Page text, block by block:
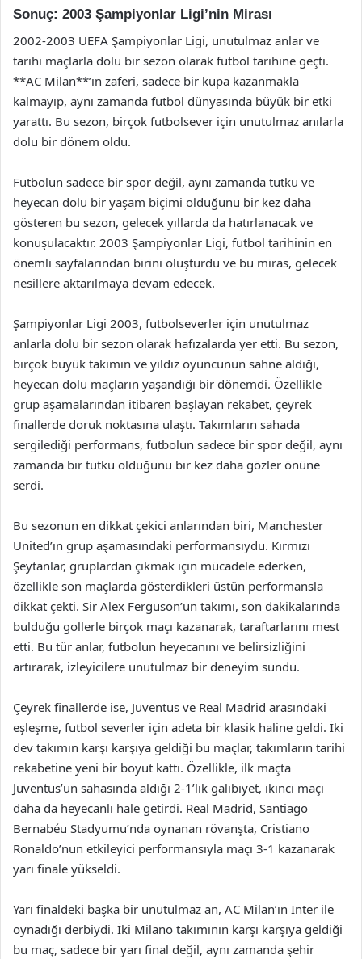
Sonuç: 2003 Şampiyonlar Ligi’nin Mirası
2002-2003 UEFA Şampiyonlar Ligi, unutulmaz anlar ve
tarihi maçlarla dolu bir sezon olarak futbol tarihine geçti.
**AC Milan**’ın zaferi, sadece bir kupa kazanmakla
kalmayıp, aynı zamanda futbol dünyasında büyük bir etki
yarattı. Bu sezon, birçok futbolsever için unutulmaz anılarla
dolu bir dönem oldu.
Futbolun sadece bir spor değil, aynı zamanda tutku ve
heyecan dolu bir yaşam biçimi olduğunu bir kez daha
gösteren bu sezon, gelecek yıllarda da hatırlanacak ve
konuşulacaktır. 2003 Şampiyonlar Ligi, futbol tarihinin en
önemli sayfalarından birini oluşturdu ve bu miras, gelecek
nesillere aktarılmaya devam edecek.
Şampiyonlar Ligi 2003, futbolseverler için unutulmaz
anlarla dolu bir sezon olarak hafızalarda yer etti. Bu sezon,
birçok büyük takımın ve yıldız oyuncunun sahne aldığı,
heyecan dolu maçların yaşandığı bir dönemdi. Özellikle
grup aşamalarından itibaren başlayan rekabet, çeyrek
finallerde doruk noktasına ulaştı. Takımların sahada
sergilediği performans, futbolun sadece bir spor değil, aynı
zamanda bir tutku olduğunu bir kez daha gözler önüne
serdi.
Bu sezonun en dikkat çekici anlarından biri, Manchester
United’ın grup aşamasındaki performansıydu. Kırmızı
Şeytanlar, gruplardan çıkmak için mücadele ederken,
özellikle son maçlarda gösterdikleri üstün performansla
dikkat çekti. Sir Alex Ferguson’un takımı, son dakikalarında
bulduğu gollerle birçok maçı kazanarak, taraftarlarını mest
etti. Bu tür anlar, futbolun heyecanını ve belirsizliğini
artırarak, izleyicilere unutulmaz bir deneyim sundu.
Çeyrek finallerde ise, Juventus ve Real Madrid arasındaki
eşleşme, futbol severler için adeta bir klasik haline geldi. İki
dev takımın karşı karşıya geldiği bu maçlar, takımların tarihi
rekabetine yeni bir boyut kattı. Özellikle, ilk maçta
Juventus’un sahasında aldığı 2-1’lik galibiyet, ikinci maçı
daha da heyecanlı hale getirdi. Real Madrid, Santiago
Bernabéu Stadyumu’nda oynanan rövanşta, Cristiano
Ronaldo’nun etkileyici performansıyla maçı 3-1 kazanarak
yarı finale yükseldi.
Yarı finaldeki başka bir unutulmaz an, AC Milan’ın Inter ile
oynadığı derbiydi. İki Milano takımının karşı karşıya geldiği
bu maç, sadece bir yarı final değil, aynı zamanda şehir